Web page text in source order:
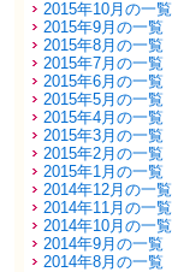
2015年10月の一覧
2015年9月の一覧
2015年8月の一覧
2015年7月の一覧
2015年6月の一覧
2015年5月の一覧
2015年4月の一覧
2015年3月の一覧
2015年2月の一覧
2015年1月の一覧
2014年12月の一覧
2014年11月の一覧
2014年10月の一覧
2014年9月の一覧
2014年8月の一覧